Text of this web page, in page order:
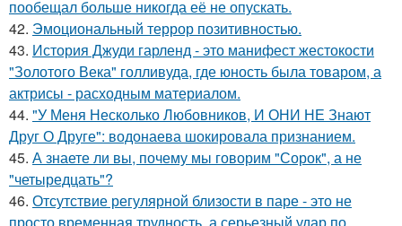
пообещал больше никогда её не опускать.
42. Эмоциональный террор позитивностью.
43. История Джуди гарленд - это манифест жестокости
"Золотого Века" голливуда, где юность была товаром, а
актрисы - расходным материалом.
44. "У Меня Несколько Любовников, И ОНИ НЕ Знают
Друг О Друге": водонаева шокировала признанием.
45. А знаете ли вы, почему мы говорим "Сорок", а не
"четыредцать"?
46. Отсутствие регулярной близости в паре - это не
просто временная трудность, а серьезный удар по